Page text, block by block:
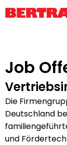
Job
Die
Deutschland
und